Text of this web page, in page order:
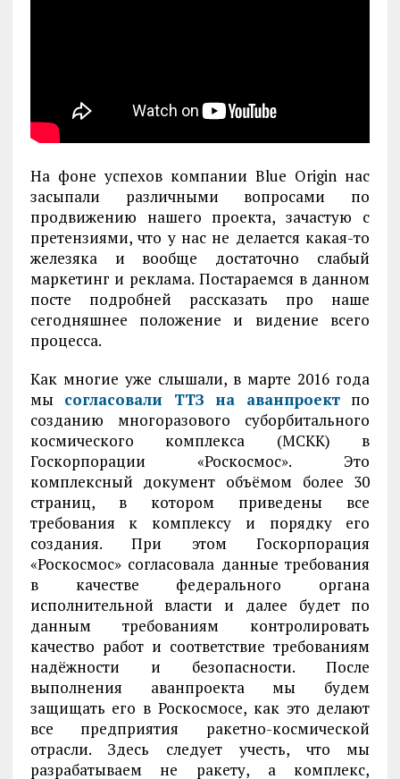
На фоне успехов компании Blue Origin нас
засыпали различными вопросами по
продвижению нашего проекта, зачастую с
претензиями, что у нас не делается какая-то
железяка и вообще достаточно слабый
маркетинг и реклама. Постараемся в данном
посте подробней рассказать про наше
сегодняшнее положение и видение всего
процесса.
Как многие уже слышали, в марте 2016 года
мы согласовали ТТЗ на аванпроект по
созданию многоразового суборбитального
космического комплекса (МСКК) в
Госкорпорации «Роскосмос». Это
комплексный документ объёмом более 30
страниц, в котором приведены все
требования к комплексу и порядку его
создания. При этом Госкорпорация
«Роскосмос» согласовала данные требования
в качестве федерального органа
исполнительной власти и далее будет по
данным требованиям контролировать
качество работ и соответствие требованиям
надёжности и безопасности. После
выполнения аванпроекта мы будем
защищать его в Роскосмосе, как это делают
все предприятия ракетно-космической
отрасли. Здесь следует учесть, что мы
разрабатываем не ракету, а комплекс,